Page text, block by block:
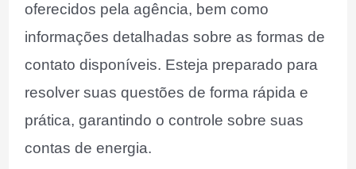
oferecidos pela agência, bem como
informações detalhadas sobre as formas de
contato disponíveis. Esteja preparado para
resolver suas questões de forma rápida e
prática, garantindo o controle sobre suas
contas de energia.